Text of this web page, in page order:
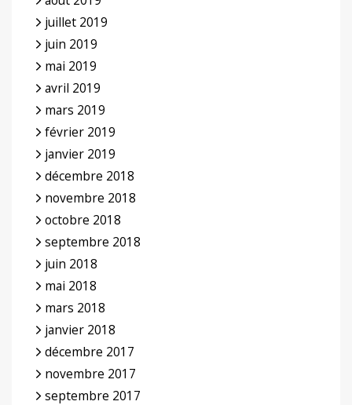
juillet 2019
juin 2019
mai 2019
avril 2019
mars 2019
février 2019
janvier 2019
décembre 2018
novembre 2018
octobre 2018
septembre 2018
juin 2018
mai 2018
mars 2018
janvier 2018
décembre 2017
novembre 2017
septembre 2017